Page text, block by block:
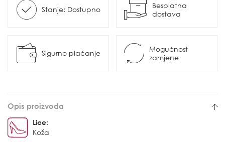
Stanje: Dostupno
Besplatna
dostava
Sigurno plaćanje
Mogućnost
zamjene
Opis proizvoda
Lice:
Koža